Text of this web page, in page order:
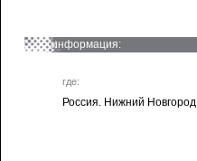
информация:
где:
Россия. Нижний Новгород